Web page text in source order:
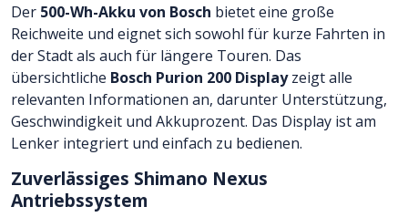
Der 500-Wh-Akku von Bosch bietet eine große
Reichweite und eignet sich sowohl für kurze Fahrten in
der Stadt als auch für längere Touren. Das
übersichtliche Bosch Purion 200 Displayzeigt alle
relevanten Informationen an, darunter Unterstützung,
Geschwindigkeit und Akkuprozent. Das Display ist am
Lenker integriert und einfach zu bedienen.
Zuverlässiges Shimano Nexus
Antriebssystem